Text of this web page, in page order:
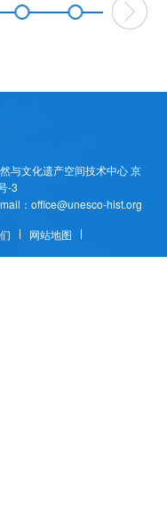
与文化遗产空间技术中心京
-3
：office@unesco-hist.org
网站地图